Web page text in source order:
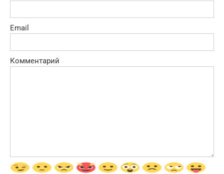
Email
Комментарий